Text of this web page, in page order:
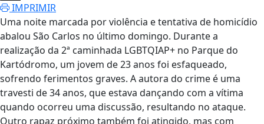
IMPRIMIR
Uma noite marcada por violência e tentativa de homicídio
abalou São Carlos no último domingo. Durante a
realização da 2ª caminhada LGBTQIAP+ no Parque do
Kartódromo, um jovem de 23 anos foi esfaqueado,
sofrendo ferimentos graves. A autora do crime é uma
travesti de 34 anos, que estava dançando com a vítima
quando ocorreu uma discussão, resultando no ataque.
Outro rapaz próximo também foi atingido, mas com